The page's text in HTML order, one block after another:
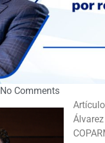
No Comments